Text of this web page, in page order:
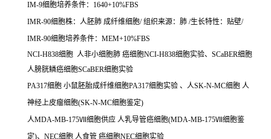
IM-9细胞培养条件：1640+10%FBS
IMR-90细胞株：人胚肺 成纤维细胞/ 组织来源：肺 /生长特性：贴壁/
IMR-90细胞培养条件：MEM+10%FBS
NCI-H838细胞 人非小细胞肺 癌细胞NCI-H838细胞实验、SCaBER细胞
人膀胱鳞癌细胞SCaBER细胞实验
PA317细胞 小鼠胚胎成纤维细胞PA317细胞实验 、人SK-N-MC细胞 人
神经上皮瘤细胞(SK-N-MC细胞鉴定)
人MDA-MB-175Ⅶ细胞供应 人乳导管癌细胞(MDA-MB-175Ⅶ细胞鉴
定)、NEC细胞 人食管 癌细胞NEC细胞实验